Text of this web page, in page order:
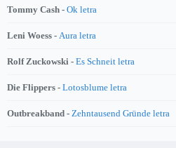
Tommy Cash - Ok letra
Leni Woess - Aura letra
Rolf Zuckowski - Es Schneit letra
Die Flippers - Lotosblume letra
Outbreakband - Zehntausend Gründe letra